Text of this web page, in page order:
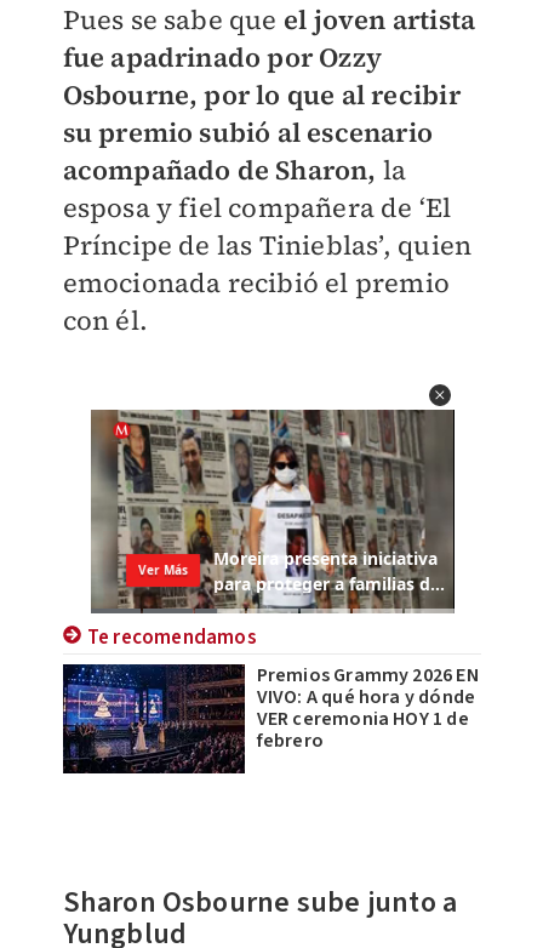
Pues se sabe que el joven artista
fue apadrinado por Ozzy
Osbourne, por lo que al recibir
su premio subió al escenario
acompañado de Sharon, la
esposa y fiel compañera de ‘El
Príncipe de las Tinieblas’, quien
emocionada recibió el premio
con él.
Te recomendamos
Premios Grammy 2026 EN
VIVO: A qué hora y dónde
VER ceremonia HOY 1 de
febrero
Sharon Osbourne sube junto a
Yungblud